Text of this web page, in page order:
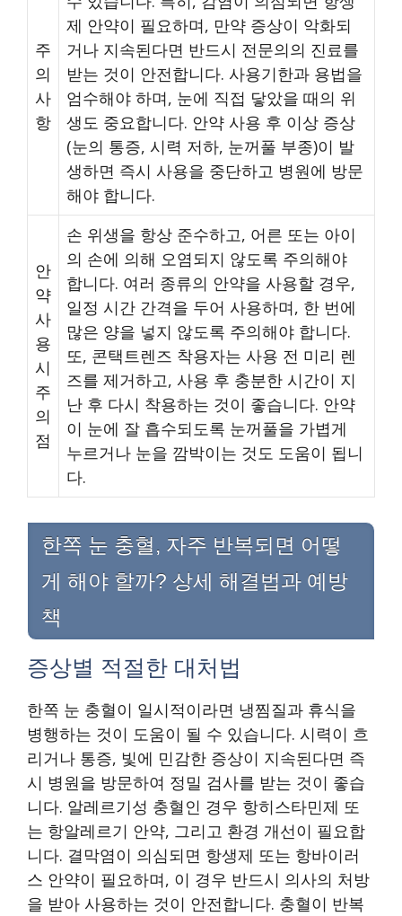
주
의
사
항
제 안약이 필요하며, 만약 증상이 악화되
거나 지속된다면 반드시 전문의의 진료를
받는 것이 안전합니다. 사용기한과 용법을
엄수해야 하며, 눈에 직접 닿았을 때의 위
생도 중요합니다. 안약 사용 후 이상 증상
(눈의 통증, 시력 저하, 눈꺼풀 부종)이 발
생하면 즉시 사용을 중단하고 병원에 방문
해야 합니다.
안
약
사
용
시
주
의
점
손 위생을 항상 준수하고, 어른 또는 아이
의 손에 의해 오염되지 않도록 주의해야
합니다. 여러 종류의 안약을 사용할 경우,
일정 시간 간격을 두어 사용하며, 한 번에
많은 양을 넣지 않도록 주의해야 합니다.
또, 콘택트렌즈 착용자는 사용 전 미리 렌
즈를 제거하고, 사용 후 충분한 시간이 지
난 후 다시 착용하는 것이 좋습니다. 안약
이 눈에 잘 흡수되도록 눈꺼풀을 가볍게
누르거나 눈을 깜박이는 것도 도움이 됩니
다.
한쪽 눈 충혈, 자주 반복되면 어떻
게 해야 할까? 상세 해결법과 예방
책
증상별 적절한 대처법
한쪽 눈 충혈이 일시적이라면 냉찜질과 휴식을
병행하는 것이 도움이 될 수 있습니다. 시력이 흐
리거나 통증, 빛에 민감한 증상이 지속된다면 즉
시 병원을 방문하여 정밀 검사를 받는 것이 좋습
니다. 알레르기성 충혈인 경우 항히스타민제 또
는 항알레르기 안약, 그리고 환경 개선이 필요합
니다. 결막염이 의심되면 항생제 또는 항바이러
스 안약이 필요하며, 이 경우 반드시 의사의 처방
을 받아 사용하는 것이 안전합니다. 충혈이 반복